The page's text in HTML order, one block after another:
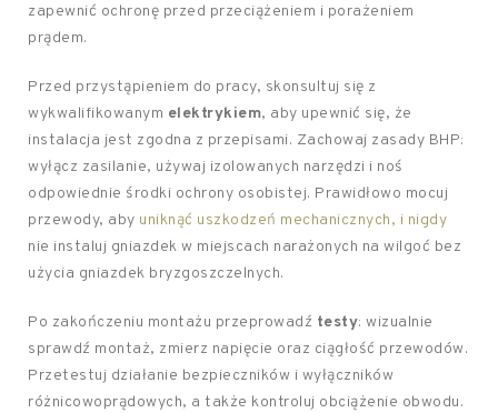
zapewnić ochronę przed przeciążeniem i porażeniem
prądem.
Przed przystąpieniem do pracy, skonsultuj się z
wykwalifikowanym elektrykiem, aby upewnić się, że
instalacja jest zgodna z przepisami. Zachowaj zasady BHP:
wyłącz zasilanie, używaj izolowanych narzędzi i noś
odpowiednie środki ochrony osobistej. Prawidłowo mocuj
przewody, aby uniknąć uszkodzeń mechanicznych, i nigdy
nie instaluj gniazdek w miejscach narażonych na wilgoć bez
użycia gniazdek bryzgoszczelnych.
Po zakończeniu montażu przeprowadź testy: wizualnie
sprawdź montaż, zmierz napięcie oraz ciągłość przewodów.
Przetestuj działanie bezpieczników i wyłączników
różnicowoprądowych, a także kontroluj obciążenie obwodu.